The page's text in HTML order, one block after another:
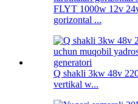
FLYT 1000w 12v
gorizontal ...
Q shakli 3kw 48v
vertikal w...